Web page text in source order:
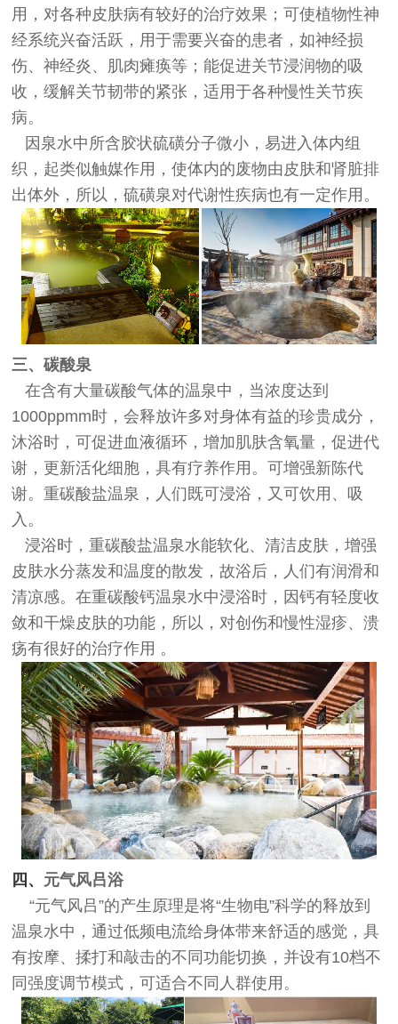
用，对各种皮肤病有较好的治疗效果；可使植物性神
经系统兴奋活跃，用于需要兴奋的患者，如神经损
伤、神经炎、肌肉瘫痪等；能促进关节浸润物的吸
收，缓解关节韧带的紧张，适用于各种慢性关节疾
病。
因泉水中所含胶状硫磺分子微小，易进入体内组
织，起类似触媒作用，使体内的废物由皮肤和肾脏排
出体外，所以，硫磺泉对代谢性疾病也有一定作用。
三、碳酸泉
在含有大量碳酸气体的温泉中，当浓度达到
1000ppmm时，会释放许多对身体有益的珍贵成分，
沐浴时，可促进血液循环，增加肌肤含氧量，促进代
谢，更新活化细胞，具有疗养作用。可增强新陈代
谢。重碳酸盐温泉，人们既可浸浴，又可饮用、吸
入。
浸浴时，重碳酸盐温泉水能软化、清洁皮肤，增强
皮肤水分蒸发和温度的散发，故浴后，人们有润滑和
清凉感。在重碳酸钙温泉水中浸浴时，因钙有轻度收
敛和干燥皮肤的功能，所以，对创伤和慢性湿疹、溃
疡有很好的治疗作用 。
四、 元气风吕浴
“元气风吕”的产生原理是将“生物电”科学的释放到
温泉水中，通过低频电流给身体带来舒适的感觉，具
有按摩、揉打和敲击的不同功能切换，并设有10档不
同强度调节模式，可适合不同人群使用。